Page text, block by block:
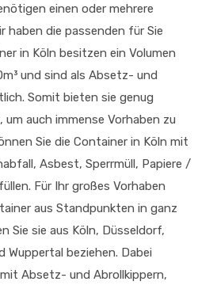
einen oder mehrere
haben die passenden für Sie
in Köln besitzen ein Volumen
und sind als Absetz- und
Somit bieten sie genug
um auch immense Vorhaben zu
Sie die Container in Köln mit
Asbest, Sperrmüll, Papiere /
Für Ihr großes Vorhaben
aus Standpunkten in ganz
Sie sie aus Köln, Düsseldorf,
Wuppertal beziehen. Dabei
Absetz- und Abrollkippern,